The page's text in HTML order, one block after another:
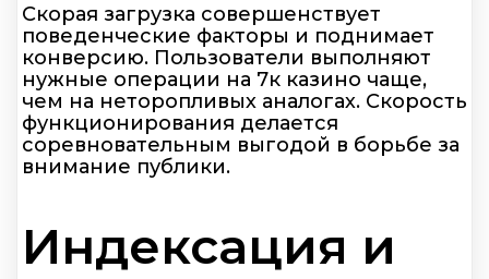
Скорая загрузка совершенствует
поведенческие факторы и поднимает
конверсию. Пользователи выполняют
нужные операции на 7к казино чаще,
чем на неторопливых аналогах. Скорость
функционирования делается
соревновательным выгодой в борьбе за
внимание публики.
Индексация и